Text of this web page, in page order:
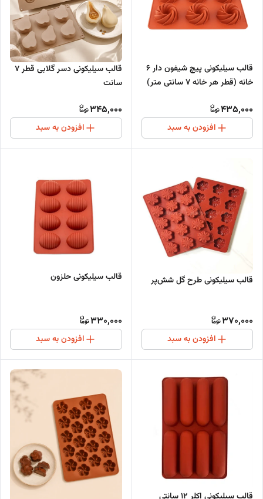
قالب سیلیکونی پیچ شیفون دار 6
خانه (قطر هر خانه 7 سانتی متر)
435,000
افزودن به سبد
قالب سیلیکونی دسر گلابی قطر 7
سانت
345,000
افزودن به سبد
قالب سیلیکونی طرح گل شش‌پر
370,000
افزودن به سبد
قالب سیلیکونی حلزون
330,000
افزودن به سبد